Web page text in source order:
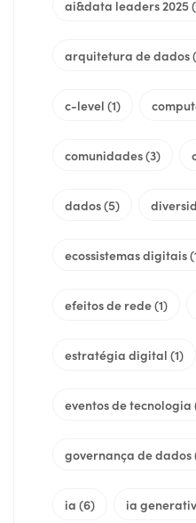
ai&data leaders 2025
arquitetura de dados
c-level (1)
comunidades(3)
dados(5)
ecossistemas digitais
efeitos de rede(1)
estratégia digital (1)
eventos de tecnologia
governança de dados
ia (6) ia